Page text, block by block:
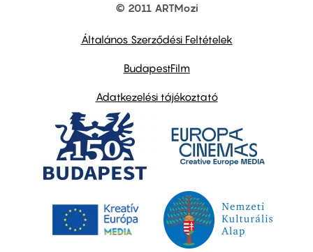
© 2011 ARTMozi
Általános Szerződési Feltételek
BudapestFilm
Adatkezelési tájékoztató